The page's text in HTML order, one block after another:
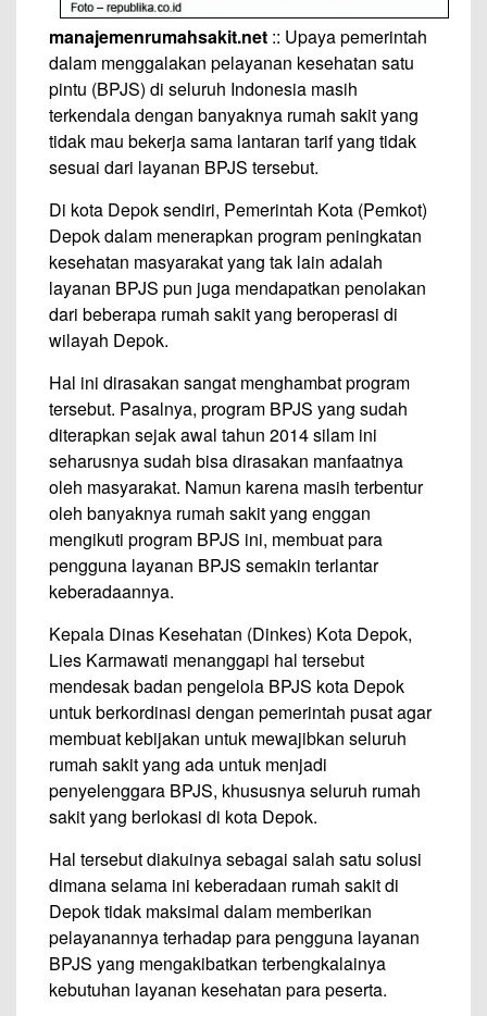
manajemenrumahsakit.net :: Upaya pemerintah
dalam menggalakan pelayanan kesehatan satu
pintu (BPJS) di seluruh Indonesia masih
terkendala dengan banyaknya rumah sakit yang
tidak mau bekerja sama lantaran tarif yang tidak
sesuai dari layanan BPJS tersebut.
Di kota Depok sendiri, Pemerintah Kota (Pemkot)
Depok dalam menerapkan program peningkatan
kesehatan masyarakat yang tak lain adalah
layanan BPJS pun juga mendapatkan penolakan
dari beberapa rumah sakit yang beroperasi di
wilayah Depok.
Hal ini dirasakan sangat menghambat program
tersebut. Pasalnya, program BPJS yang sudah
diterapkan sejak awal tahun 2014 silam ini
seharusnya sudah bisa dirasakan manfaatnya
oleh masyarakat. Namun karena masih terbentur
oleh banyaknya rumah sakit yang enggan
mengikuti program BPJS ini, membuat para
pengguna layanan BPJS semakin terlantar
keberadaannya.
Kepala Dinas Kesehatan (Dinkes) Kota Depok,
Lies Karmawati menanggapi hal tersebut
mendesak badan pengelola BPJS kota Depok
untuk berkordinasi dengan pemerintah pusat agar
membuat kebijakan untuk mewajibkan seluruh
rumah sakit yang ada untuk menjadi
penyelenggara BPJS, khususnya seluruh rumah
sakit yang berlokasi di kota Depok.
Hal tersebut diakuinya sebagai salah satu solusi
dimana selama ini keberadaan rumah sakit di
Depok tidak maksimal dalam memberikan
pelayanannya terhadap para pengguna layanan
BPJS yang mengakibatkan terbengkalainya
kebutuhan layanan kesehatan para peserta.